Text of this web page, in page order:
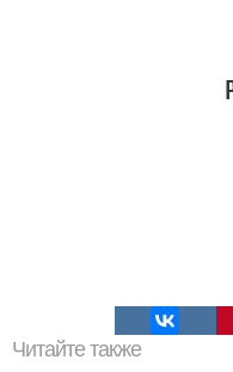
Читайте также